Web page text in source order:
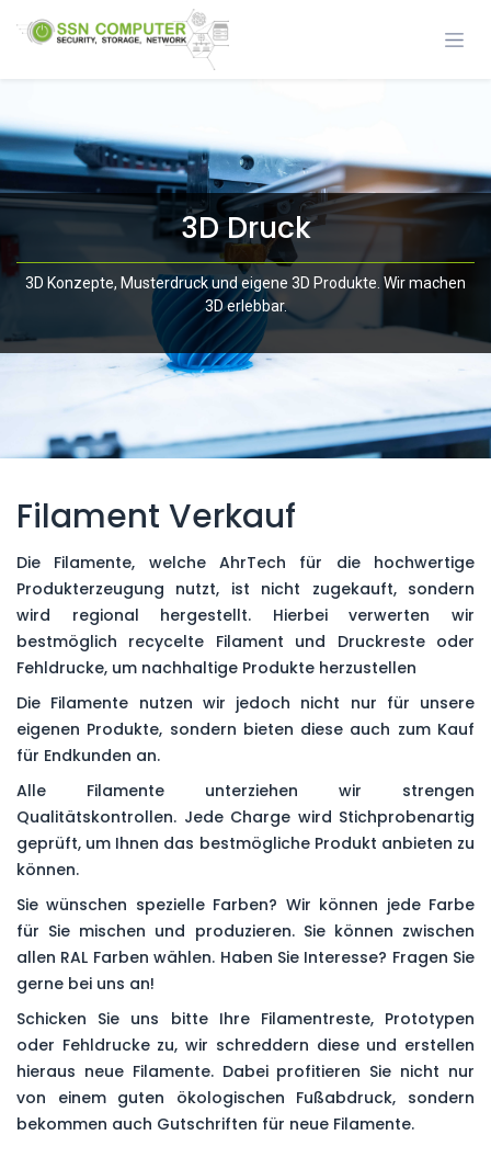
3D Druck
3D Konzepte, Musterdruck und eigene 3D Produkte. Wir machen
3D erlebbar.
Filament Verkauf
Die Filamente, welche AhrTech für die hochwertige
Produkterzeugung nutzt, ist nicht zugekauft, sondern
wird regional hergestellt. Hierbei verwerten wir
bestmöglich recycelte Filament und Druckreste oder
Fehldrucke, um nachhaltige Produkte herzustellen
Die Filamente nutzen wir jedoch nicht nur für unsere
eigenen Produkte, sondern bieten diese auch zum Kauf
für Endkunden an.
Alle Filamente unterziehen wir strengen
Qualitätskontrollen. Jede Charge wird Stichprobenartig
geprüft, um Ihnen das bestmögliche Produkt anbieten zu
können.
Sie wünschen spezielle Farben? Wir können jede Farbe
für Sie mischen und produzieren. Sie können zwischen
allen RAL Farben wählen. Haben Sie Interesse? Fragen Sie
gerne bei uns an!
Schicken Sie uns bitte Ihre Filamentreste, Prototypen
oder Fehldrucke zu, wir schreddern diese und erstellen
hieraus neue Filamente. Dabei profitieren Sie nicht nur
von einem guten ökologischen Fußabdruck, sondern
bekommen auch Gutschriften für neue Filamente.